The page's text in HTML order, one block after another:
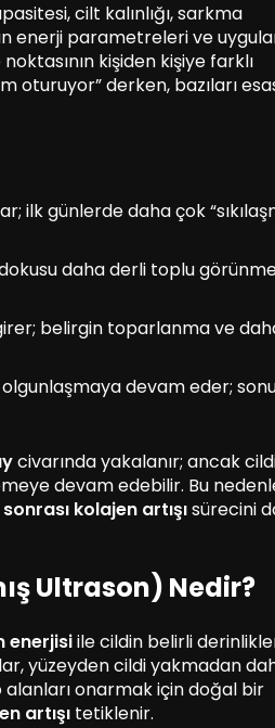
cilt kalınlığı, sarkma
enerji parametreleri ve
kişiden kişiye farklı
oturuyor” derken, bazıları
ilk günlerde daha çok
dokusu daha derli toplu
belirgin toparlanma ve
olgunlaşmaya devam eder;
civarında yakalanır; ancak
devam edebilir. Bu
sonrası kolajen artışısürecini
Ultrason) Nedir?
enerjisiile cildin belirli
yüzeyden cildi yakmadan
onarmak için doğal bir
artışı tetiklenir.